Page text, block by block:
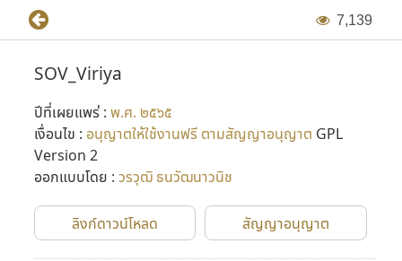
7,139
SOV_Viriya
ปีที่เผยแพร่ : พ.ศ. ๒๕๖๕
เงื่อนไข : อนุญาตให้ใช้งานฟรี ตามสัญญาอนุญาต GPL
Version 2
ออกแบบโดย : วรวุฒิ ธนวัฒนาวนิช
ลิงก์ดาวน์โหลด สัญญาอนุญาต